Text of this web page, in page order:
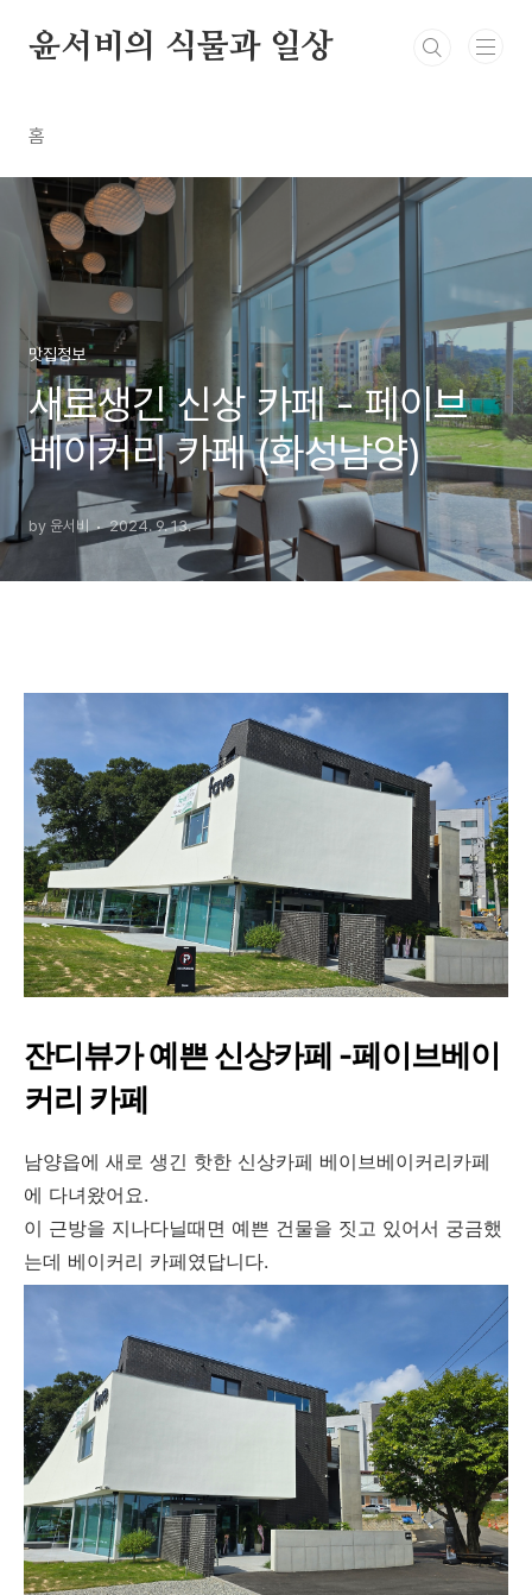
윤서비의 식물과 일상
홈
맛집정보
새로생긴 신상 카페 - 페이브
베이커리 카페 (화성남양)
by 윤서비 2024. 9. 13.
잔디뷰가 예쁜 신상카페 -페이브베이
커리 카페
남양읍에 새로 생긴 핫한 신상카페 베이브베이커리카페
에 다녀왔어요.
이 근방을 지나다닐때면 예쁜 건물을 짓고 있어서 궁금했
는데 베이커리 카페였답니다.